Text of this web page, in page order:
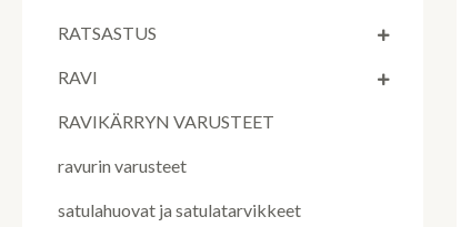
RATSASTUS
RAVI
RAVIKÄRRYN VARUSTEET
ravurin varusteet
satulahuovat ja satulatarvikkeet